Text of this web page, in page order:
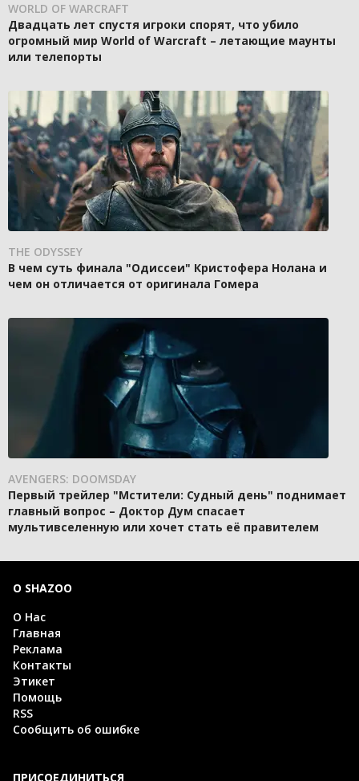
WORLD OF WARCRAFT
Двадцать лет спустя игроки спорят, что убило
огромный мир World of Warcraft – летающие маунты
или телепорты
THE ODYSSEY
В чем суть финала "Одиссеи" Кристофера Нолана и
чем он отличается от оригинала Гомера
AVENGERS: DOOMSDAY
Первый трейлер "Мстители: Судный день" поднимает
главный вопрос – Доктор Дум спасает
мультивселенную или хочет стать её правителем
О SHAZOO
О Нас
Главная
Реклама
Контакты
Этикет
Помощь
RSS
Сообщить об ошибке
ПРИСОЕДИНИТЬСЯ